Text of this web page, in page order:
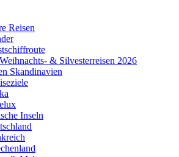
Reisen
& Silvesterreisen 2026
Skandinavien
Inseln